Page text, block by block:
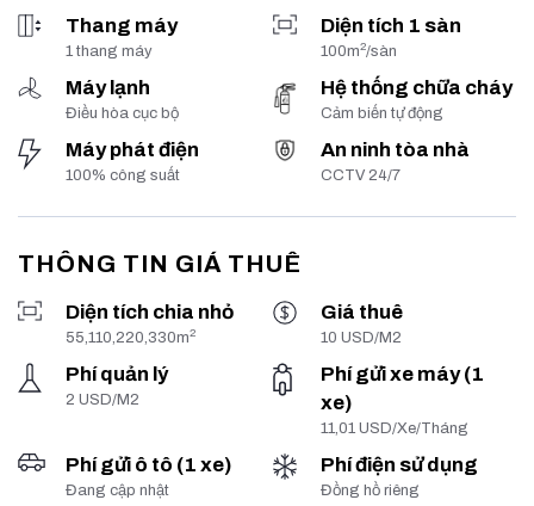
Thang máy
1 thang máy
Diện tích 1 sàn
100m2/sàn
Máy lạnh
Điều hòa cục bộ
Hệ thống chữa cháy
Cảm biến tự động
Máy phát điện
100% công suất
An ninh tòa nhà
CCTV 24/7
THÔNG TIN GIÁ THUÊ
Diện tích chia nhỏ
55,110,220,330m2
Giá thuê
10 USD/M2
Phí quản lý
2 USD/M2
Phí gửi xe máy (1
xe)
11,01 USD/Xe/Tháng
Phí gửi ô tô (1 xe)
Đang cập nhật
Phí điện sử dụng
Đồng hồ riêng